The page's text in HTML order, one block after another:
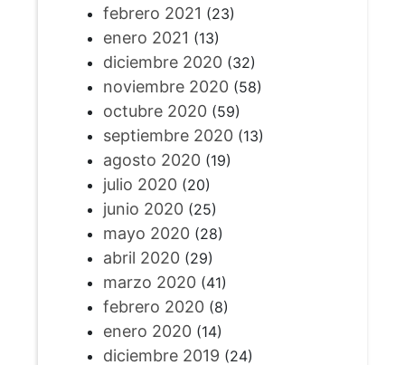
febrero 2021 (23)
enero 2021 (13)
diciembre 2020(32)
noviembre 2020(58)
octubre 2020(59)
septiembre 2020(13)
agosto 2020(19)
julio 2020(20)
junio 2020(25)
mayo 2020(28)
abril 2020(29)
marzo 2020(41)
febrero 2020(8)
enero 2020(14)
diciembre 2019 (24)